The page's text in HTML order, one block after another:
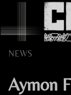
content
Aymon